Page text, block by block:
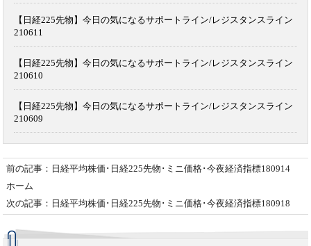
【日経225先物】今日の気になるサポートライン/レジスタンスライン
210611
【日経225先物】今日の気になるサポートライン/レジスタンスライン
210610
【日経225先物】今日の気になるサポートライン/レジスタンスライン
210609
前の記事：日経平均株価･日経225先物･ミニ価格･今夜経済指標180914
ホーム
次の記事：日経平均株価･日経225先物･ミニ価格･今夜経済指標180918